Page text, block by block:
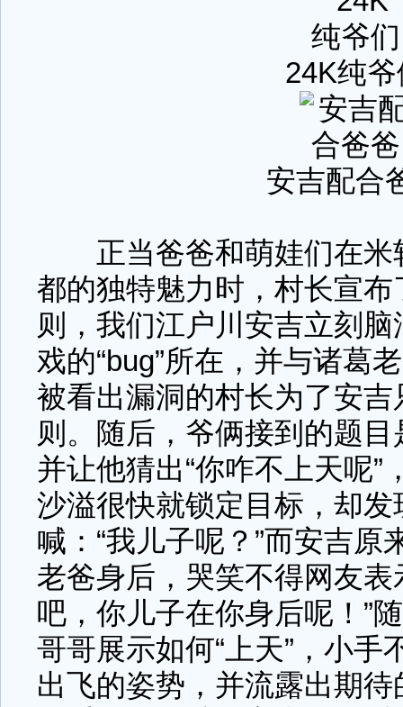
24K纯爷
安吉配合
正当爸爸和萌娃们在米
都的独特魅力时，村长宣
则，我们江户川安吉立刻
戏的“bug”所在，并与诸葛
被看出漏洞的村长为了安
则。随后，爷俩接到的题
并让他猜出“你咋不上天呢”
沙溢很快就锁定目标，却
喊：“我儿子呢？”而安吉原
老爸身后，哭笑不得网友表
吧，你儿子在你身后呢！”
哥哥展示如何“上天”，小手
出飞的姿势，并流露出期